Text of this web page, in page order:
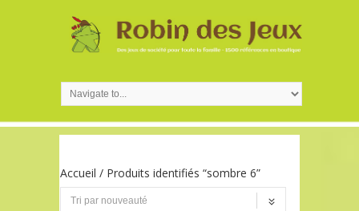
Accueil / Produits identifiés “sombre 6”